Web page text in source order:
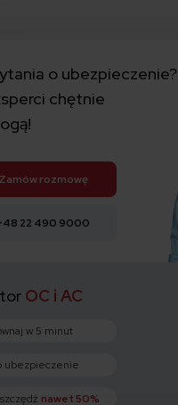
o ubezpieczenie?
chętnie
Zamów rozmowę
22 490 9000
OC i AC
w 5 minut
ubezpieczenie
nawet 50%